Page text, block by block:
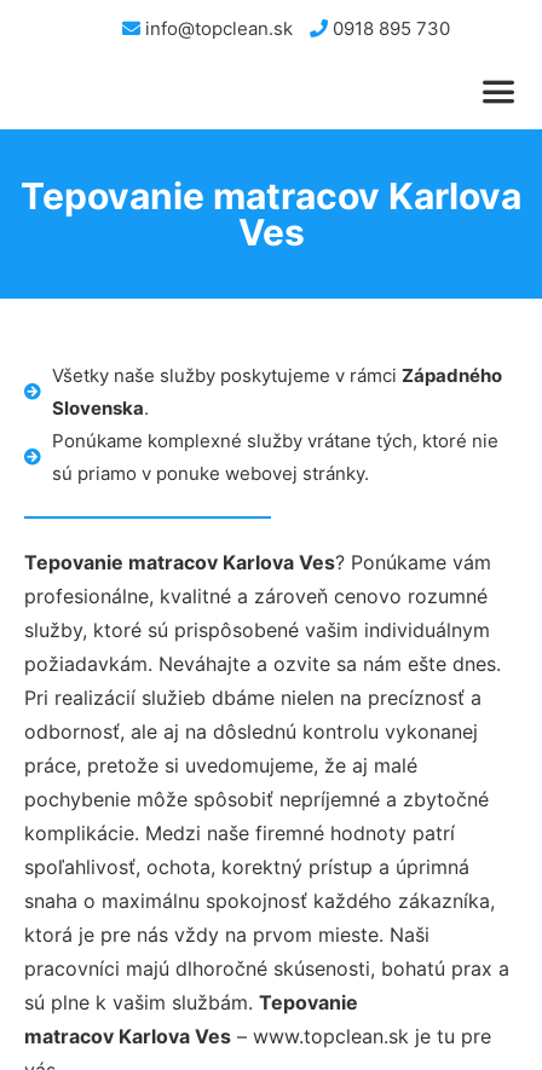
info@topclean.sk 0918 895 730
Tepovanie matracov Karlova
Ves
Všetky naše služby poskytujeme v rámci Západného
Slovenska.
Ponúkame komplexné služby vrátane tých, ktoré nie
sú priamo v ponuke webovej stránky.
Tepovanie matracov Karlova Ves? Ponúkame vám
profesionálne, kvalitné a zároveň cenovo rozumné
služby, ktoré sú prispôsobené vašim individuálnym
požiadavkám. Neváhajte a ozvite sa nám ešte dnes.
Pri realizácií služieb dbáme nielen na precíznosť a
odbornosť, ale aj na dôslednú kontrolu vykonanej
práce, pretože si uvedomujeme, že aj malé
pochybenie môže spôsobiť nepríjemné a zbytočné
komplikácie. Medzi naše firemné hodnoty patrí
spoľahlivosť, ochota, korektný prístup a úprimná
snaha o maximálnu spokojnosť každého zákazníka,
ktorá je pre nás vždy na prvom mieste. Naši
pracovníci majú dlhoročné skúsenosti, bohatú prax a
sú plne k vašim službám. Tepovanie
matracov Karlova Ves – www.topclean.sk je tu pre